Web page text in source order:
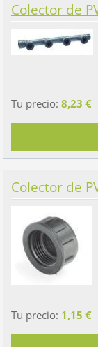
Colector de
Tu precio: 8,23 €
Colector de
Tu precio: 1,15 €